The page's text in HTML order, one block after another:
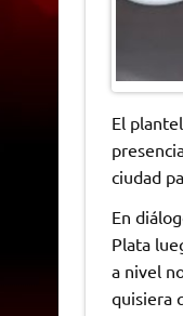
El
ciudad
En
Plata
a nivel
quisiera